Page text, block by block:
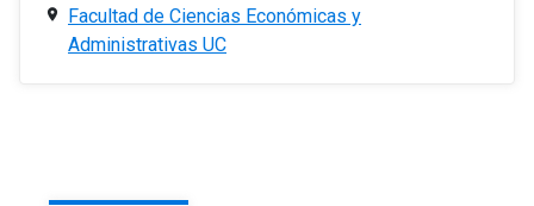
Facultad de Ciencias Económicas y
Administrativas UC